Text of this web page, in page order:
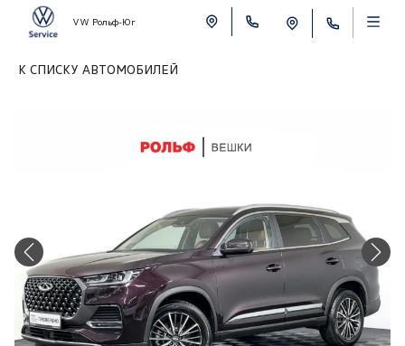
VW Рольф-Юг
К СПИСКУ АВТОМОБИЛЕЙ